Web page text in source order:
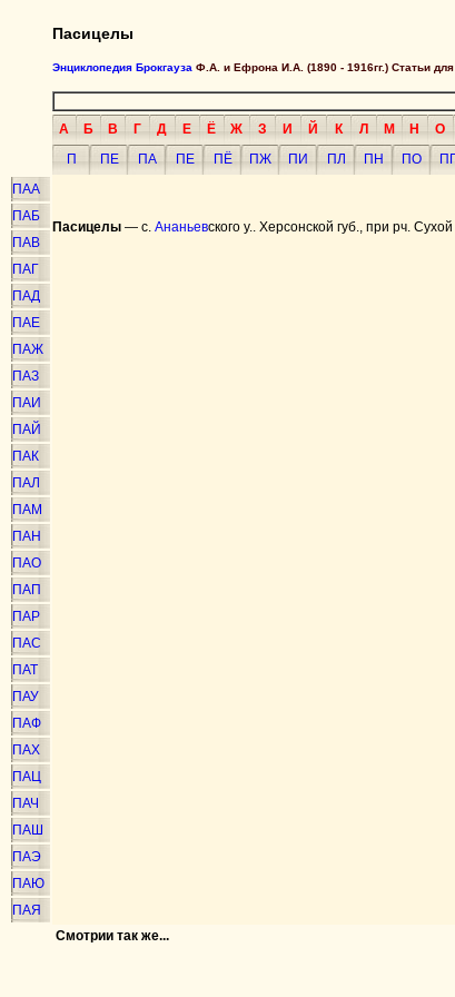
Пасицелы
Энциклопедия Брокгауза Ф.А. и Ефрона И.А. (1890 - 1916гг.) Статьи
А Б В Г Д Е Ё Ж З И Й К Л М Н О
П
ПЕ ПА ПЕ ПЁ ПЖ ПИ ПЛ ПН ПО
ПАА
ПАБ
ПАВ
ПАГ
ПАД
ПАЕ
ПАЖ
ПАЗ
ПАИ
ПАЙ
ПАК
ПАЛ
ПАМ
ПАН
ПАО
ПАП
ПАР
ПАС
ПАТ
ПАУ
ПАФ
ПАХ
ПАЦ
ПАЧ
ПАШ
ПАЭ
ПАЮ
ПАЯ
Пасицелы — с. Ананьевского у.. Херсонской губ., при рч.
Смотрии так же...